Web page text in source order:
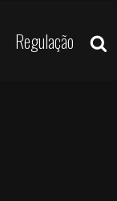
Regulação